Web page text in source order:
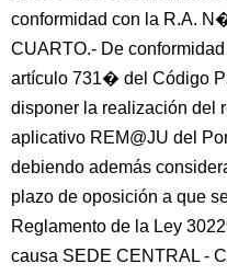
conformidad con la R.A.
CUARTO.- De
artículo 731� del Código
disponer la realización del
aplicativo REM@JU del
debiendo además
plazo de oposición a que
Reglamento de la Ley
causa SEDE CENTRAL -